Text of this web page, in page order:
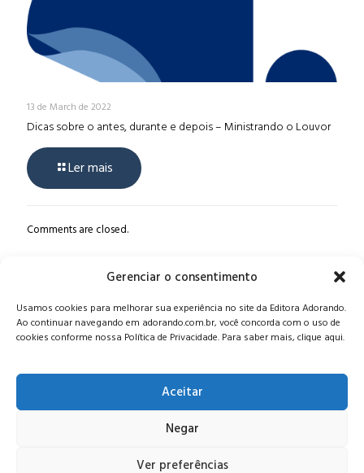
Gerenciar o consentimento
Usamos cookies para melhorar sua experiência no site da Editora Adorando.
Ao continuar navegando em adorando.com.br, você concorda com o uso de
cookies conforme nossa Política de Privacidade. Para saber mais, clique aqui.
Aceitar
Negar
Ver preferências
13 de March de 2022
Dicas sobre o antes, durante e depois – Ministrando o Louvor
Ler mais
Comments are closed.
Alameda Oscar Niemeyer, 1033 – 7º Andar - Portaria 04, Vila da
Serra - Nova Lima/MG, CEP: 34006-065 - MG
CONTATO:editora@adorando.com.br
Consulte nossapolítica de privacidade